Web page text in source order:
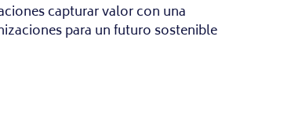
capturar valor con una
para un futuro sostenible